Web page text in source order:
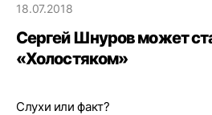
18.07.2018
Сергей Шнуров может
«Холостяком»
Слухи или факт?